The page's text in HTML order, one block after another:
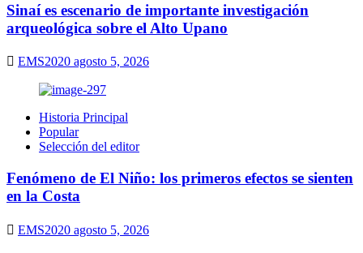
Sinaí es escenario de importante investigación
arqueológica sobre el Alto Upano
EMS2020 agosto 5, 2026
Historia Principal
Popular
Selección del editor
Fenómeno de El Niño: los primeros efectos se sienten
en la Costa
EMS2020 agosto 5, 2026